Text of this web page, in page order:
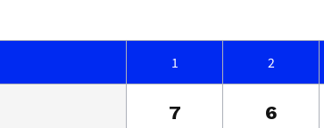
1 2
7 6